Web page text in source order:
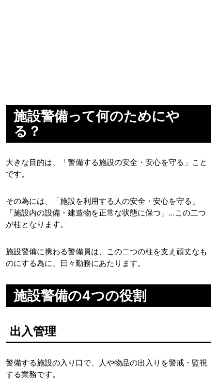
施設警備って何のためにや
る？
大きな目的は、「警備する施設の安全・安心を守る」こと
です。
その為には、「施設を利用する人の安全・安心を守る」
「施設内の設備・建造物を正常な状態に保つ」…この二つ
が柱となります。
施設警備に携わる警備員は、この二つの柱を支え頑丈なも
のにする為に、日々勤務にあたります。
施設警備の4つの役割
出入管理
警備する施設の入り口で、人や物品の出入りを警戒・監視
する業務です。